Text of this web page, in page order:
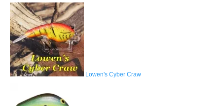
Lowen's Cyber Craw